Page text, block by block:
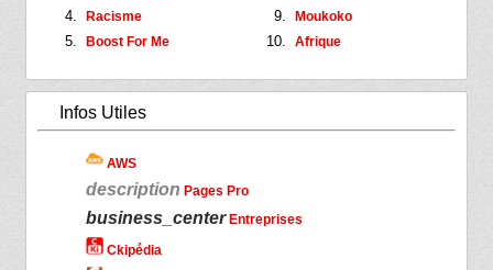
Racisme
Boost For Me
Moukoko
Afrique
Infos Utiles
AWS
description Pages Pro
business_centerEntreprises
Ckipédia